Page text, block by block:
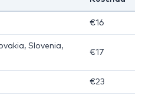
€16
Slovenia,
€17
€23